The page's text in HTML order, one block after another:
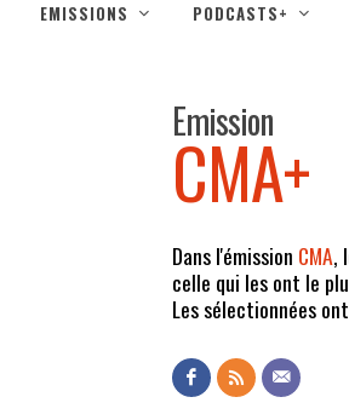
EMISSIONS PODCASTS+
Emission
CMA+
Dans l'émission CMA,
celle qui les ont le
Les sélectionnées